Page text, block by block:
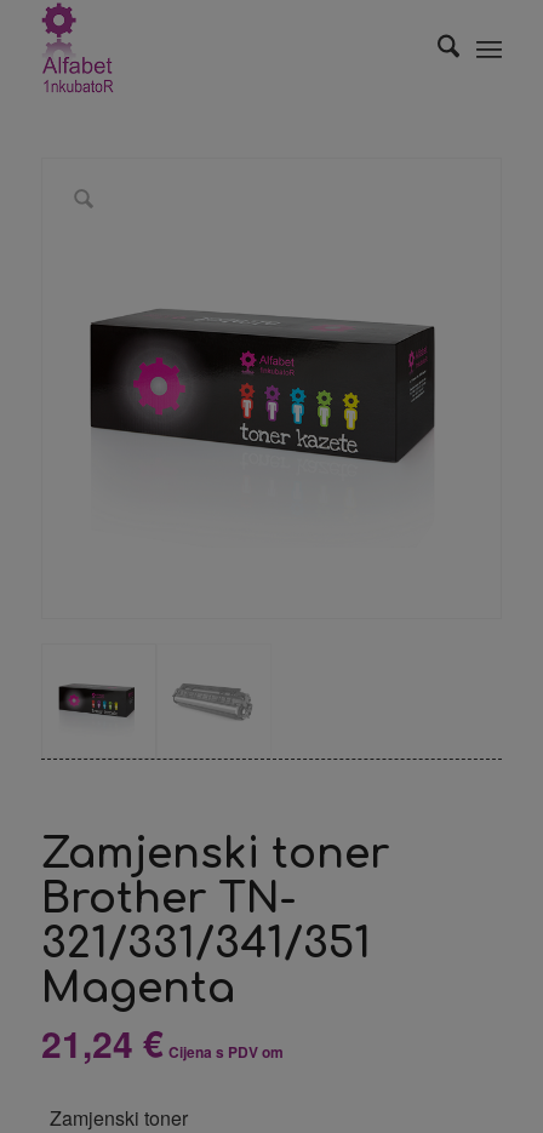
Zamjenski toner
Brother TN-
321/331/341/351
Magenta
21,24 € Cijena s PDV om
Zamjenski toner